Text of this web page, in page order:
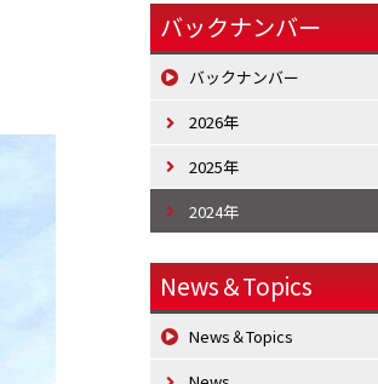
バックナンバー
バックナンバー
2026年
2025年
2024年
News＆Topics
News＆Topics